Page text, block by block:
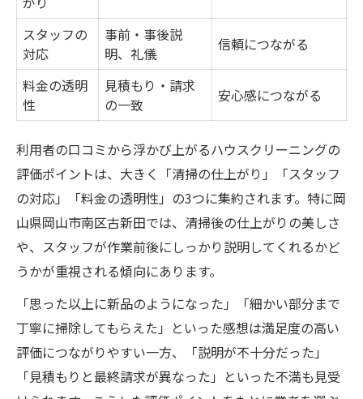
リスト
スタッフの
対応
事前・事後説
明、礼儀
信頼につながる
料金の透明
性
見積もり・請求
の一致
安心感につながる
利用者の口コミから浮かび上がるハウスクリーニングの
評価ポイントは、大きく「清掃の仕上がり」「スタッフ
の対応」「料金の透明性」の3つに集約されます。特に岡
山県岡山市南区古新田では、清掃後の仕上がりの美しさ
や、スタッフが作業前後にしっかり説明してくれるかど
うかが重視される傾向にあります。
「思った以上に新品のようになった」「細かい部分まで
丁寧に掃除してもらえた」といった感想は満足度の高い
評価につながりやすい一方、「説明が不十分だった」
「見積もりと最終請求が異なった」といった不満も見受